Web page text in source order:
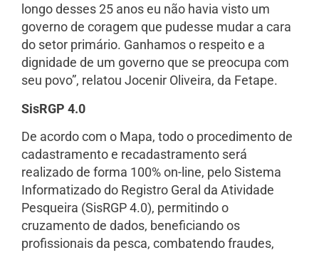
longo desses 25 anos eu não havia visto um
governo de coragem que pudesse mudar a cara
do setor primário. Ganhamos o respeito e a
dignidade de um governo que se preocupa com
seu povo”, relatou Jocenir Oliveira, da Fetape.
SisRGP 4.0
De acordo com o Mapa, todo o procedimento de
cadastramento e recadastramento será
realizado de forma 100% on-line, pelo Sistema
Informatizado do Registro Geral da Atividade
Pesqueira (SisRGP 4.0), permitindo o
cruzamento de dados, beneficiando os
profissionais da pesca, combatendo fraudes,